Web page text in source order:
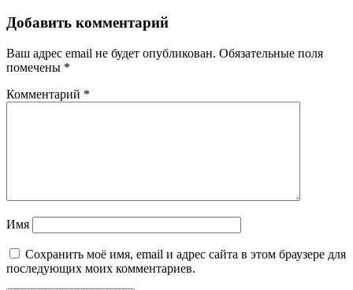
Добавить комментарий
Ваш адрес email не будет опубликован. Обязательные поля
помечены *
Комментарий *
Имя
Сохранить моё имя, email и адрес сайта в этом браузере для
последующих моих комментариев.